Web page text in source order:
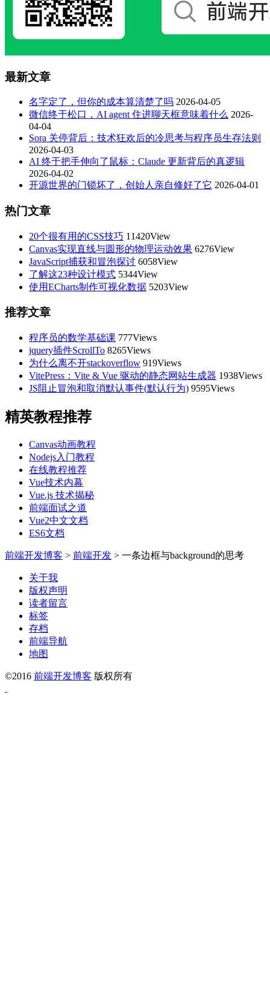
最新文章
名字定了，但你的成本算清楚了吗 2026-04-05
微信终于松口，AI agent 住进聊天框意味着什么 2026-
04-04
Sora 关停背后：技术狂欢后的冷思考与程序员生存法则
2026-04-03
AI 终于把手伸向了鼠标：Claude 更新背后的真逻辑
2026-04-02
开源世界的门锁坏了，创始人亲自修好了它 2026-04-01
热门文章
20个很有用的CSS技巧 11420View
Canvas实现直线与圆形的物理运动效果 6276View
JavaScript捕获和冒泡探讨 6058View
了解这23种设计模式 5344View
使用ECharts制作可视化数据 5203View
推荐文章
程序员的数学基础课 777Views
jquery插件ScrollTo 8265Views
为什么离不开stackoverflow 919Views
VitePress：Vite & Vue 驱动的静态网站生成器 1938Views
JS阻止冒泡和取消默认事件(默认行为) 9595Views
精英教程推荐
Canvas动画教程
Nodejs入门教程
在线教程推荐
Vue技术内幕
Vue.js 技术揭秘
前端面试之道
Vue2中文文档
ES6文档
前端开发博客 > 前端开发 > 一条边框与background的思考
关于我
版权声明
读者留言
标签
存档
前端导航
地图
©2016 前端开发博客 版权所有